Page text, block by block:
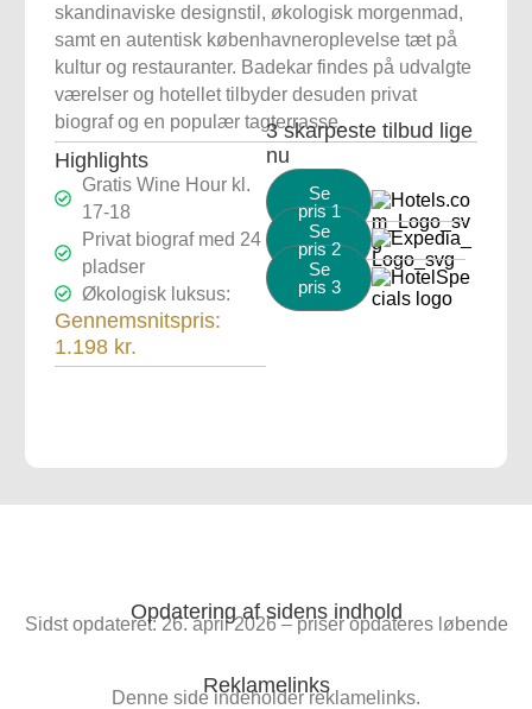
skandinaviske designstil, økologisk morgenmad,
samt en autentisk københavneroplevelse tæt på
kultur og restauranter. Badekar findes på udvalgte
værelser og hotellet tilbyder desuden privat
biograf og en populær tagterrasse.
Highlights
Gratis Wine Hour kl.
17-18
Privat biograf med 24
pladser
Økologisk luksus:
Gennemsnitspris:
1.198 kr.
3 skarpeste tilbud lige
nu
Se
pris 1
Se
pris 2
Se
pris 3
Opdatering af sidens indhold
Sidst opdateret: 26. april 2026 – priser opdateres løbende
Reklamelinks
Denne side indeholder reklamelinks.